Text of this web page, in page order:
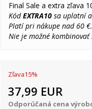
Final Sale a extra zľava
KódEXTRA10 sa uplatní
Platí pri nákupe nad 60 €.
Nie je možné
Zľava15%
37,99 EUR
Odporúčaná cena